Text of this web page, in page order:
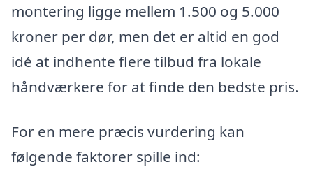
montering ligge mellem 1.500 og 5.000
kroner per dør, men det er altid en god
idé at indhente flere tilbud fra lokale
håndværkere for at finde den bedste pris.
For en mere præcis vurdering kan
følgende faktorer spille ind: